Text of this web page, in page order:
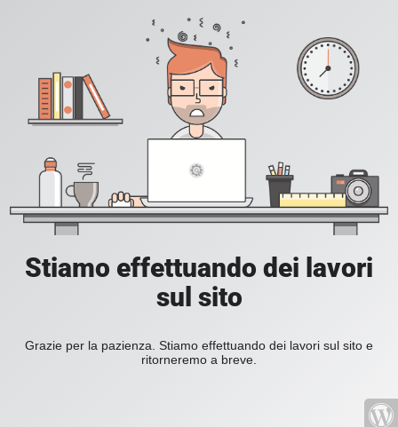
Stiamo effettuando dei lavori
sul sito
Grazie per la pazienza. Stiamo effettuando dei lavori sul sito e
ritorneremo a breve.